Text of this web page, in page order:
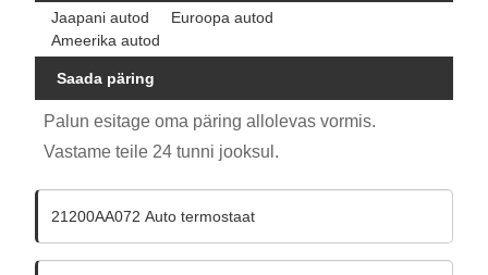
Jaapani autod
Euroopa autod
Ameerika autod
Saada päring
Palun esitage oma päring allolevas vormis.
Vastame teile 24 tunni jooksul.